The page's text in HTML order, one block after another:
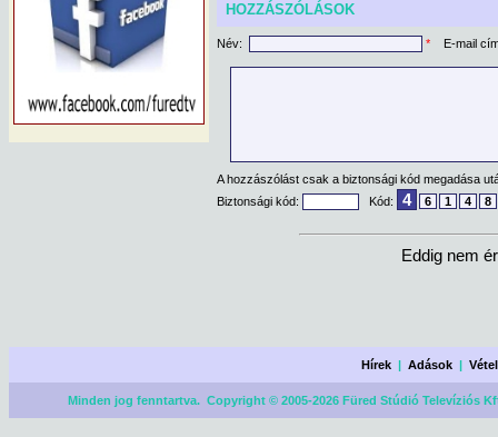
HOZZÁSZÓLÁSOK
Név: * E-mail
A hozzászólást csak a biztonsági kód megadása
Biztonsági kód:
Kód: 4 6 1 4 8
Eddig nem
Hírek |Adások |
Minden jog fenntartva. Copyright © 2005-2026 Füred Stúdió Televíziós